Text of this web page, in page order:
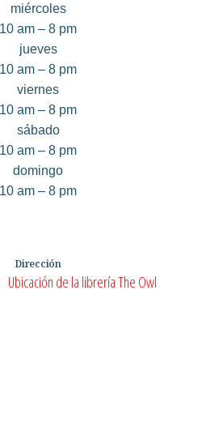
miércoles
10 am – 8 pm
jueves
10 am – 8 pm
viernes
10 am – 8 pm
sábado
10 am – 8 pm
domingo
10 am – 8 pm
Dirección